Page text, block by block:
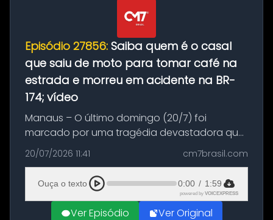
Episódio 27856: Saiba quem é o casal
que saiu de moto para tomar café na
estrada e morreu em acidente na BR-
174; vídeo
Manaus – O último domingo (20/7) foi
marcado por uma tragédia devastadora que
resultou na morte precoce de dois jovens na
BR-174, na zona rural de Manaus. Um passeio
com destino a um típico café regio...
20/07/2026 11:41 cm7brasil.com
Ouça o texto 0:00 / 1:59
powered by VOICEXPRESS
Ver Episódio Ver Original